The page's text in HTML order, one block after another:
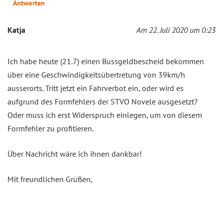
Antworten
Katja Am 22. Juli 2020 um 0:23
Ich habe heute (21.7) einen Bussgeldbescheid bekommen
über eine Geschwindigkeitsübertretung von 39km/h
ausserorts. Tritt jetzt ein Fahrverbot ein, oder wird es
aufgrund des Formfehlers der STVO Novele ausgesetzt?
Oder muss ich erst Widerspruch einlegen, um von diesem
Formfehler zu profitieren.
Über Nachricht wäre ich ihnen dankbar!
Mit freundlichen Grüßen,